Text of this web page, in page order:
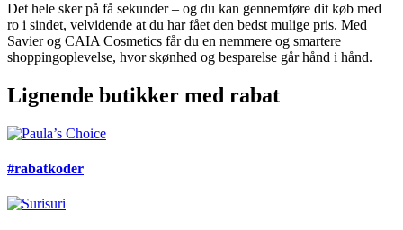
Det hele sker på få sekunder – og du kan gennemføre dit køb med
ro i sindet, velvidende at du har fået den bedst mulige pris. Med
Savier og CAIA Cosmetics får du en nemmere og smartere
shoppingoplevelse, hvor skønhed og besparelse går hånd i hånd.
Lignende butikker med rabat
#rabatkoder